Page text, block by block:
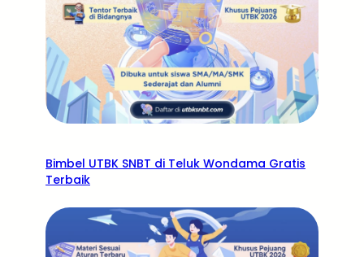
Bimbel UTBK SNBT di Teluk Wondama Gratis
Terbaik